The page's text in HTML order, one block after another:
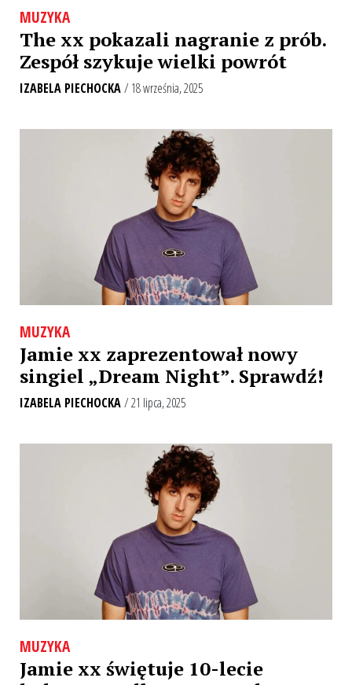
MUZYKA
The xx pokazali nagranie z prób.
Zespół szykuje wielki powrót
IZABELA PIECHOCKA/ 18 września, 2025
MUZYKA
Jamie xx zaprezentował nowy
singiel „Dream Night”. Sprawdź!
IZABELA PIECHOCKA/ 21 lipca, 2025
MUZYKA
Jamie xx świętuje 10-lecie